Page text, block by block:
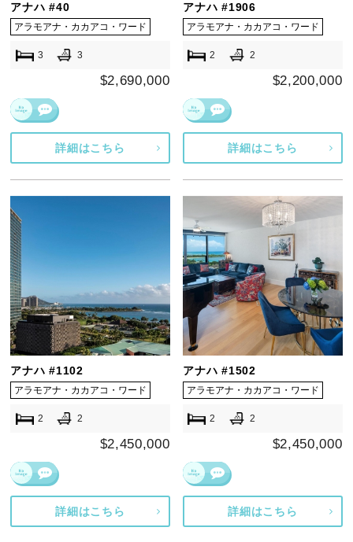
アナハ #40
アラモアナ・カカアコ・ワード
3 3
$2,690,000
詳細はこちら
アナハ #1906
アラモアナ・カカアコ・ワード
2 2
$2,200,000
詳細はこちら
アナハ #1102
アラモアナ・カカアコ・ワード
2 2
$2,450,000
詳細はこちら
アナハ #1502
アラモアナ・カカアコ・ワード
2 2
$2,450,000
詳細はこちら